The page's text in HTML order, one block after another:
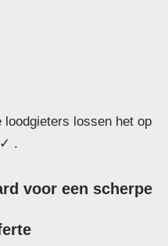
loodgieters lossen het op
.
voor een scherpe